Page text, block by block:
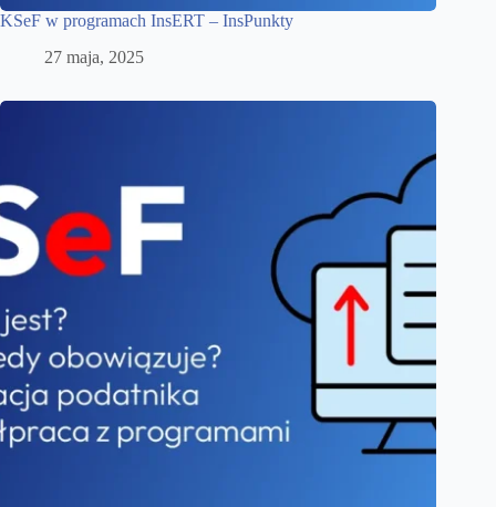
KSeF w programach InsERT – InsPunkty
27 maja, 2025